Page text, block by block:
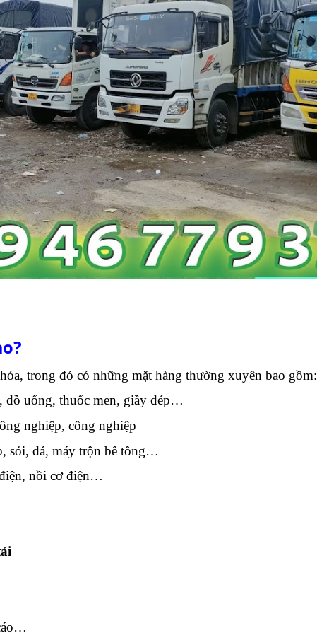
trong đó có những mặt hàng thường xuyên bao gồm:
đồ uống, thuốc men, giầy dép…
nghiệp, công nghiệp
sỏi, đá, máy trộn bê tông…
nồi cơ điện…